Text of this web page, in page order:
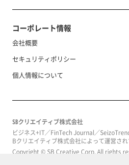
コーポレート情報
会社概要
セキュリティポリシー
個人情報について
SBクリエイティブ株式会社
ビジネス+IT／FinTech Journal／
Bクリエイティブ株式会社によって運営され
Copyright © SB Creative Corp. All rights